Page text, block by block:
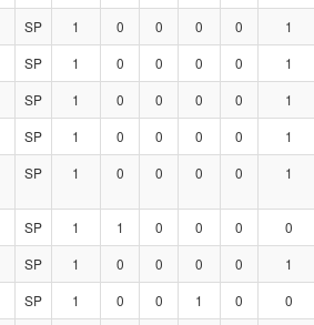
SP 1 0 0 0 0 1
SP 1 0 0 0 0 1
SP 1 0 0 0 0 1
SP 1 0 0 0 0 1
SP 1 0 0 0 0 1
SP 1 1 0 0 0 0
SP 1 0 0 0 0 1
SP 1 0 0 1 0 0